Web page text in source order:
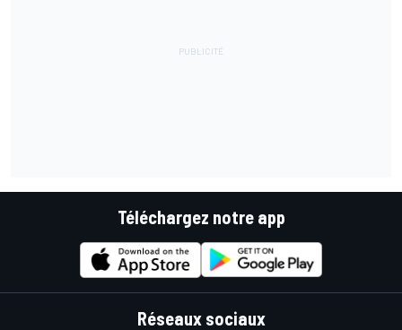
Téléchargez notre app
Réseaux sociaux